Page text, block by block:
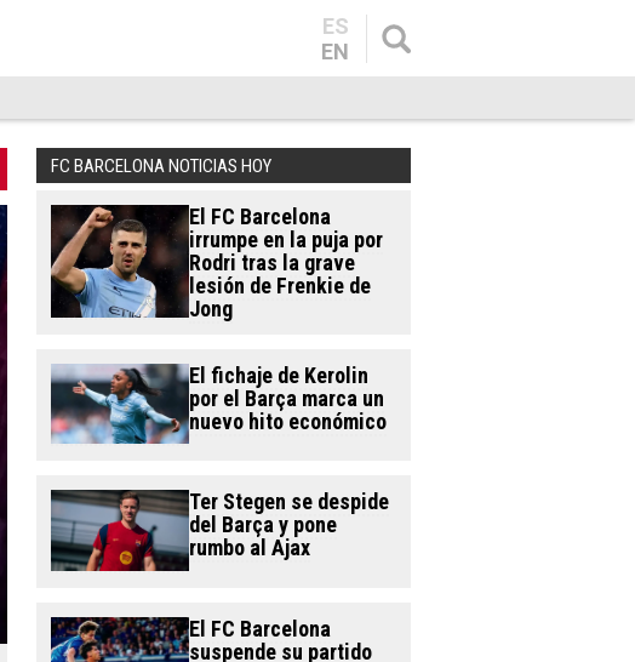
ES
EN
FC BARCELONA NOTICIAS HOY
El FC Barcelona
irrumpe en la puja por
Rodri tras la grave
lesión de Frenkie de
Jong
El fichaje de Kerolin
por el Barça marca un
nuevo hito económico
Ter Stegen se despide
del Barça y pone
rumbo al Ajax
El FC Barcelona
suspende su partido